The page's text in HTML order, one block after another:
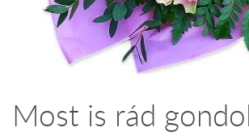
Most is rád